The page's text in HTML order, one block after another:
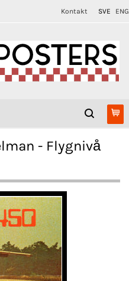
Kontakt SVE ENG
- Flygnivå